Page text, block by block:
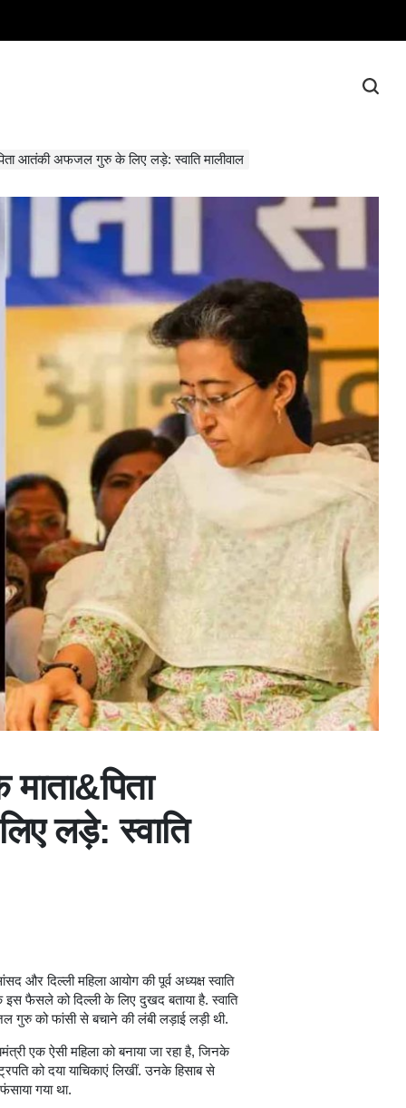
आतंकी अफजल गुरु के लिए लड़े: स्वाति मालीवाल
लड़े: स्वाति
और दिल्ली महिला आयोग की पूर्व अध्यक्ष स्वाति
इस फैसले को दिल्ली के लिए दुखद बताया है. स्वाति
गुरु को फांसी से बचाने की लंबी लड़ाई लड़ी थी.
एक ऐसी महिला को बनाया जा रहा है, जिनके
को दया याचिकाएं लिखीं. उनके हिसाब से
गया था.